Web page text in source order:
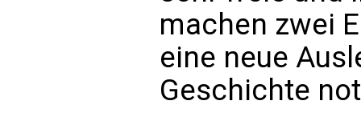
machen zwei
eine neue
Geschichte